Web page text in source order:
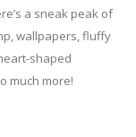
a sneak peak of
wallpapers, fluffy
shaped
much more!